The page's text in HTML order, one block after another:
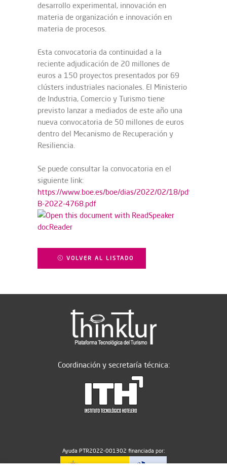
desarrollo experimental, innovación en
materia de organización e innovación en
materia de procesos.
Esta convocatoria da continuidad a la
reciente adjudicación de 20 millones de
euros a 150 proyectos presentados por 69
clústers industriales nacionales. El Ministerio
de Industria, Comercio y Turismo tiene
previsto lanzar a mediados de este año una
nueva convocatoria de 50 millones de euros
dentro del Mecanismo de Recuperación y
Resiliencia.
Se puede consultar la convocatoria en el
siguiente link:
https://www.boe.es/boe/dias/2022/02/18/pdfs/BOE-
B-2022-4768.pdf
VOLVER AL LISTADO
Coordinación y secretaría técnica:
Ayuda PTR2022-001302 financiada por: